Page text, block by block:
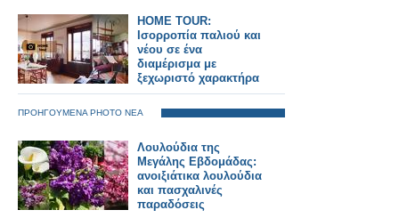
HOME TOUR:
Ισορροπία παλιού και
νέου σε ένα
διαμέρισμα με
ξεχωριστό χαρακτήρα
ΠΡΟΗΓΟΥΜΕΝΑ PHOTO ΝΕΑ
Λουλούδια της
Μεγάλης Εβδομάδας:
ανοιξιάτικα λουλούδια
και πασχαλινές
παραδόσεις